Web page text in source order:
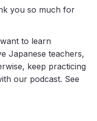
you so much for
to learn
Japanese teachers,
keep practicing
our podcast. See